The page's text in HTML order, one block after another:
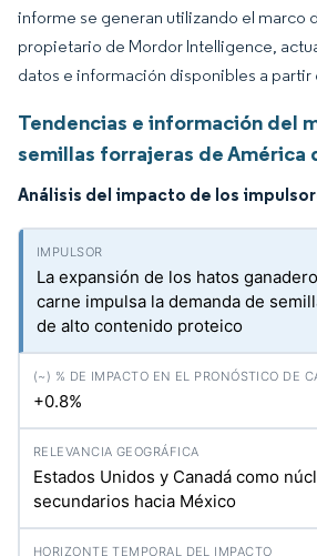
informe se generan utilizando el marco
propietario de Mordor Intelligence,
datos e información disponibles a partir
Tendencias e información del
semillas forrajeras de América
Análisis del impacto de los
La expansión de los hatos
carne impulsa la demanda de
de alto contenido proteico
+0.8%
Estados Unidos y Canadá como
secundarios hacia México